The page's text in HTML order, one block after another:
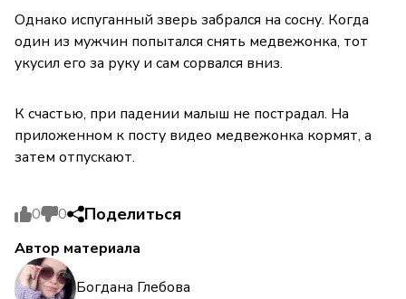
Однако испуганный зверь забрался на сосну. Когда
один из мужчин попытался снять медвежонка, тот
укусил его за руку и сам сорвался вниз.
К счастью, при падении малыш не пострадал. На
приложенном к посту видео медвежонка кормят, а
затем отпускают.
0 0 Поделиться
Автор материала
Богдана Глебова